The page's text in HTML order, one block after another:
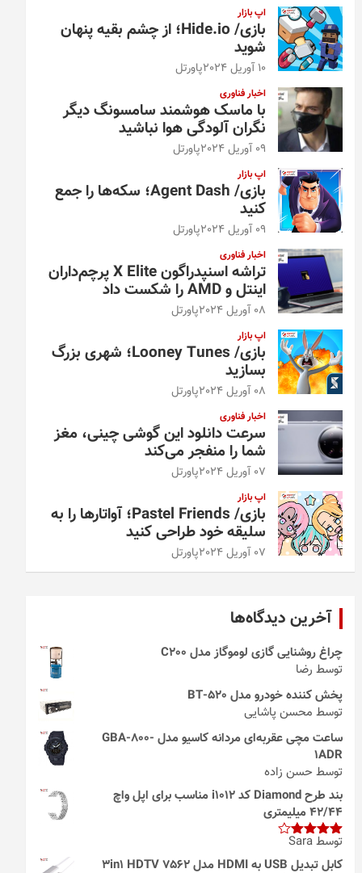
اپ بازار
بازی/ Hide.io؛ از چشم بقیه پنهان
شوید
10 آوریل 2024 پاورتل
اخبار فناوری
با ماسک هوشمند سامسونگ دیگر
نگران آلودگی هوا نباشید
09 آوریل 2024 پاورتل
اپ بازار
بازی/ Agent Dash؛ سکه‌ها را جمع
کنید
09 آوریل 2024 پاورتل
اخبار فناوری
تراشه اسنپدراگون X Elite پرچم‌داران
اینتل و AMD را شکست داد
08 آوریل 2024 پاورتل
اپ بازار
بازی/ Looney Tunes؛ شهری بزرگ
بسازید
08 آوریل 2024 پاورتل
اخبار فناوری
سرعت دانلود این گوشی چینی، مغز
شما را منفجر می‌کند
07 آوریل 2024 پاورتل
اپ بازار
بازی/ Pastel Friends؛ آواتارها را به
سلیقه خود طراحی کنید
07 آوریل 2024 پاورتل
آخرین دیدگاه‌ها
چراغ روشنایی گازی لوموگاز مدل C200
توسط رضا
پخش کننده خودرو مدل 520-BT
توسط محسن پاشایی
ساعت مچی عقربه‌ای مردانه کاسیو مدل GBA-800-
1ADR
توسط حسن زاده
بند طرح Diamond کد i1012 مناسب برای اپل واچ
42/44 میلیمتری
امتیاز4
از 5
توسط Sara
کابل تبدیل USB به HDMI مدل 3in1 HDTV 7562